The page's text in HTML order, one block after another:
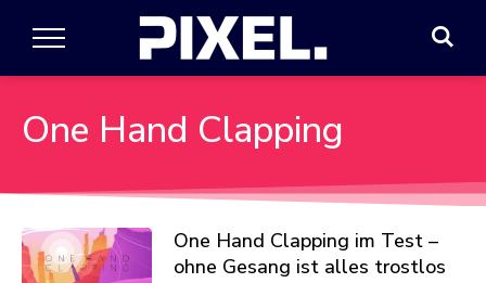
One Hand Clapping
One Hand Clapping im Test –
ohne Gesang ist alles trostlos